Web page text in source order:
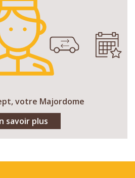
votre Majordome
savoir plus